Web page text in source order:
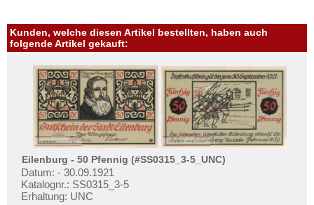
Esens
Esingen
Essen
Esslingen
Ettal
Ettenheim
Eutin
Orte mit F...
Orte mit G...
Erhaltungsgrade
Gratisbanknoten
FAQ
Mehr über...
Zahlungsbedingungen
Privatsphäre und Datenschutz
Widerrufsbelehrung
Liefer- und Versandkosten
Kunden, welche diesen Artikel bestellten, haben auch
folgende Artikel gekauft:
Eilenburg - 50 Pfennig (#SS0315_3-5_UNC)
Datum: - 30.09.1921
Katalognr.: SS0315_3-5
Erhaltung: UNC